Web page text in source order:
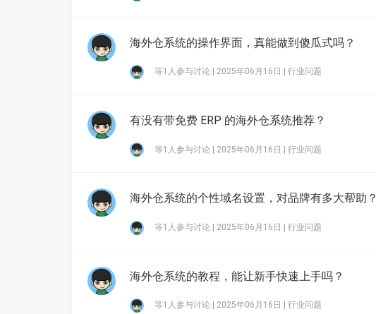
海外仓系统的操作界面，真能做到傻瓜式吗？
等1人参与讨论 | 2025年06月16日 | 行业问题
有没有带免费 ERP 的海外仓系统推荐？
等1人参与讨论 | 2025年06月16日 | 行业问题
海外仓系统的个性域名设置，对品牌有多大帮助？
等1人参与讨论 | 2025年06月16日 | 行业问题
海外仓系统的教程，能让新手快速上手吗？
等1人参与讨论 | 2025年06月16日 | 行业问题